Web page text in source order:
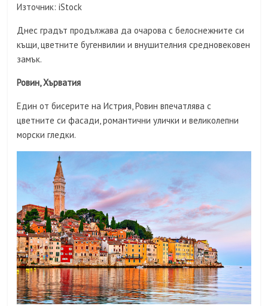
Източник: iStock
Днес градът продължава да очарова с белоснежните си
къщи, цветните бугенвилии и внушителния средновековен
замък.
Ровин, Хърватия
Един от бисерите на Истрия, Ровин впечатлява с
цветните си фасади, романтични улички и великолепни
морски гледки.